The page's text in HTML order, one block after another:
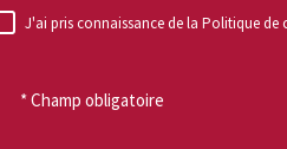
J'ai pris connaissance de la Politique de
* Champ obligatoire